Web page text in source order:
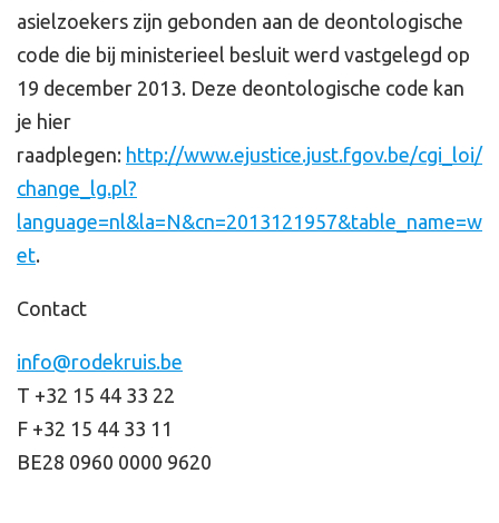
asielzoekers zijn gebonden aan de deontologische
code die bij ministerieel besluit werd vastgelegd op
19 december 2013. Deze deontologische code kan
je hier
raadplegen: http://www.ejustice.just.fgov.be/cgi_loi/
change_lg.pl?
language=nl&la=N&cn=2013121957&table_name=w
et.
Contact
info@rodekruis.be
T +32 15 44 33 22
F +32 15 44 33 11
BE28 0960 0000 9620